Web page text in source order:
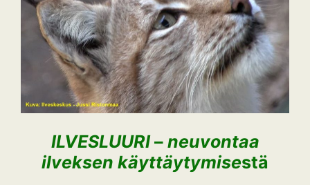
ILVESLUURI– neuvontaa
ilveksen käyttäytymisestä